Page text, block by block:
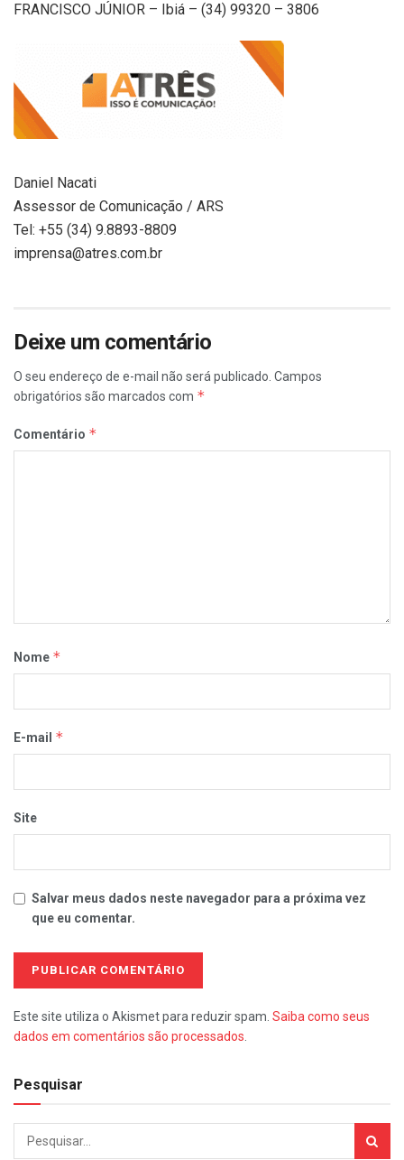
FRANCISCO JÚNIOR – Ibiá – (34) 99320 – 3806
Daniel Nacati
Assessor de Comunicação / ARS
Tel: +55 (34) 9.8893-8809
imprensa@atres.com.br
Deixe um comentário
O seu endereço de e-mail não será publicado. Campos
obrigatórios são marcados com *
Comentário *
Nome *
E-mail *
Site
Salvar meus dados neste navegador para a próxima vez
que eu comentar.
Este site utiliza o Akismet para reduzir spam. Saiba como seus
dados em comentários são processados.
Pesquisar